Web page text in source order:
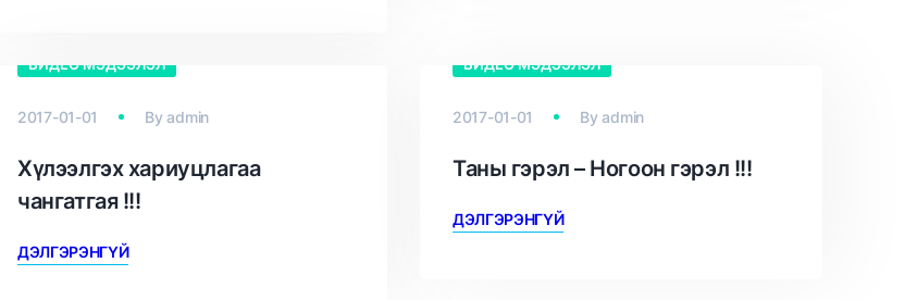
ВИДЕО МЭДЭЭЛЭЛ
2017-01-01 Byadmin
Хүлээлгэх хариуцлагаа
чангатгая !!!
ДЭЛГЭРЭНГҮЙ
ВИДЕО МЭДЭЭЛЭЛ
2017-01-01 Byadmin
Таны гэрэл – Ногоон гэрэл !!!
ДЭЛГЭРЭНГҮЙ